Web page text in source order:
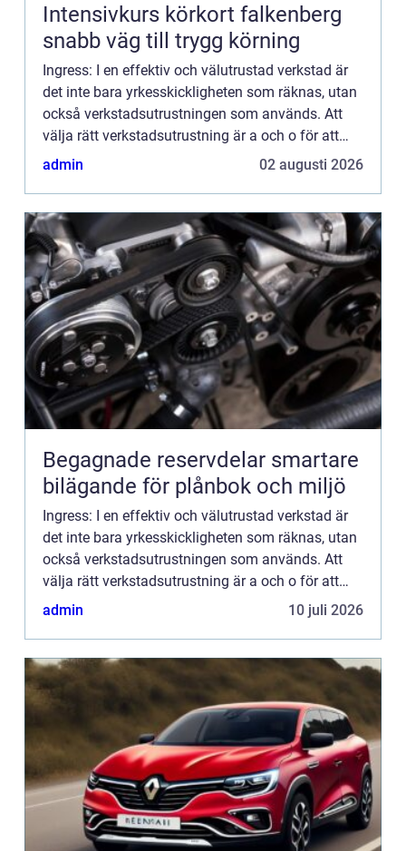
Intensivkurs körkort falkenberg
snabb väg till trygg körning
Ingress: I en effektiv och välutrustad verkstad är
det inte bara yrkesskickligheten som räknas, utan
också verkstadsutrustningen som används. Att
välja rätt verkstadsutrustning är a och o för att
uppn&ari...
admin 02 augusti 2026
Begagnade reservdelar smartare
bilägande för plånbok och miljö
Ingress: I en effektiv och välutrustad verkstad är
det inte bara yrkesskickligheten som räknas, utan
också verkstadsutrustningen som används. Att
välja rätt verkstadsutrustning är a och o för att
uppn&ari...
admin 10 juli 2026